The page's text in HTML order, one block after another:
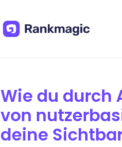
Wie du durch
von
deine